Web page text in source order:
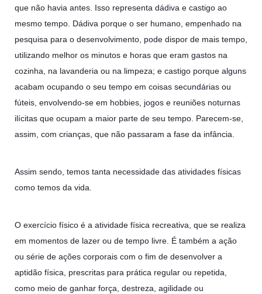
que não havia antes. Isso representa dádiva e castigo ao
mesmo tempo. Dádiva porque o ser humano, empenhado na
pesquisa para o desenvolvimento, pode dispor de mais tempo,
utilizando melhor os minutos e horas que eram gastos na
cozinha, na lavanderia ou na limpeza; e castigo porque alguns
acabam ocupando o seu tempo em coisas secundárias ou
fúteis, envolvendo-se em hobbies, jogos e reuniões noturnas
ilícitas que ocupam a maior parte de seu tempo. Parecem-se,
assim, com crianças, que não passaram a fase da infância.
Assim sendo, temos tanta necessidade das atividades físicas
como temos da vida.
O exercício físico é a atividade física recreativa, que se realiza
em momentos de lazer ou de tempo livre. É também a ação
ou série de ações corporais com o fim de desenvolver a
aptidão física, prescritas para prática regular ou repetida,
como meio de ganhar força, destreza, agilidade ou